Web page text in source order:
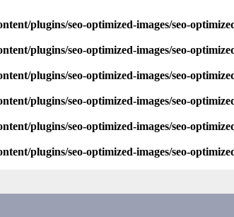
plugins/seo-optimized-images/seo-
plugins/seo-optimized-images/seo-
plugins/seo-optimized-images/seo-
plugins/seo-optimized-images/seo-
plugins/seo-optimized-images/seo-
plugins/seo-optimized-images/seo-